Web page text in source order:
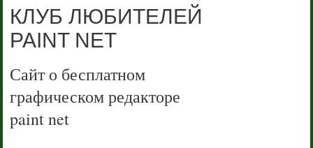
КЛУБ ЛЮБИТЕЛЕЙ
PAINT NET
Сайт о бесплатном
графическом редакторе
paint net